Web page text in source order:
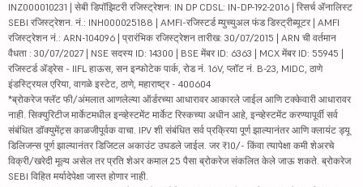
INZ000010231 | सेबी डिपॉझिटरी रजिस्ट्रेशन: IN DP CDSL: IN-DP-192-2016 | रिसर्च ॲनालिस्ट
SEBI रजिस्ट्रेशन. नं.: INH000025188 | AMFI-रजिस्टर्ड म्युच्युअल फंड डिस्ट्रीब्यूटर | AMFI
रजिस्ट्रेशन नं.: ARN-104096 | प्रारंभिक रजिस्ट्रेशन तारीख: 30/07/2015 | ARN ची वर्तमान
वैधता : 30/07/2027 | NSE सदस्य ID: 14300 | BSE मेंबर ID: 6363 | MCX मेंबर ID: 55945 |
रजिस्टर्ड ॲड्रेस - IIFL हाऊस, सन इन्फोटेक पार्क, रोड नं. 16V, प्लॉट नं. B-23, MIDC, ठाणे
इंडस्ट्रियल एरिया, वागळे इस्टेट, ठाणे, महाराष्ट्र - 400604
*ब्रोकरेज फ्लॅट फी/अंमलात आणलेल्या ऑर्डरच्या आधारावर आकारले जाईल आणि टक्केवारी आधारावर
नाही. सिक्युरिटीज मार्केटमधील इन्व्हेस्टमेंट मार्केट रिस्कच्या अधीन आहे, इन्व्हेस्टमेंट करण्यापूर्वी सर्व
संबंधित डॉक्युमेंट्स काळजीपूर्वक वाचा. IPV शी संबंधित सर्व प्रक्रिया पूर्ण झाल्यानंतर आणि क्लायंट ड्यू
डिलिजन्स पूर्ण झाल्यानंतर डिजिटल अकाउंट उघडले जाईल. जर ₹10/- किंवा त्यापेक्षा कमी शेअरचे
विक्री/खरेदी मूल्य असेल तर प्रति शेअर कमाल 25 पैसा ब्रोकरेज संकलित केले जाऊ शकते. ब्रोकरेज
SEBI विहित मर्यादेपेक्षा जास्त होणार नाही.